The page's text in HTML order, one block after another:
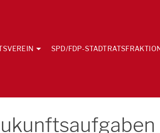
SPD/FDP-